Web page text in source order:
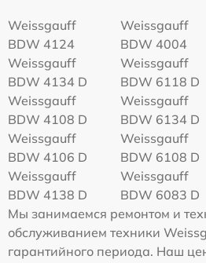
Weissgauff
BDW 4124
Weissgauff
BDW 4004
Weissgauff
BDW 4134 D
Weissgauff
BDW 6118 D
Weissgauff
BDW 4108 D
Weissgauff
BDW 6134 D
Weissgauff
BDW 4106 D
Weissgauff
BDW 6108 D
Weissgauff
BDW 4138 D
Weissgauff
BDW 6083 D
Мы занимаемся ремонтом и
обслуживанием техники
гарантийного периода. Наш